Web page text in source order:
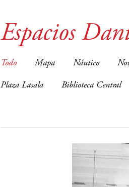
Espacios
Todo Mapa Náutico
Plaza Lasala Biblioteca Central